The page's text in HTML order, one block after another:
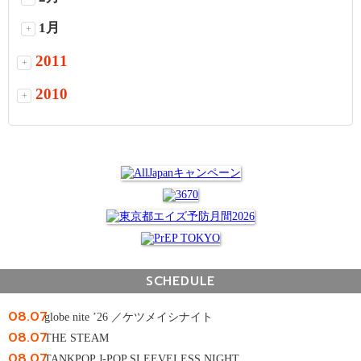
+ 1月
+ 2011
+ 2010
SCHEDULE
08.07globe nite ’26 ／ケツメイシナイト
08.07THE STEAM